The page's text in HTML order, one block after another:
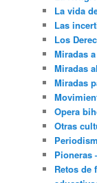
La vida
Las
Los
Miradas
Miradas
Miradas
Opera
Otras
Pioneras
Retos de